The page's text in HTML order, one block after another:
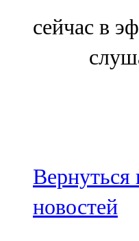
Болгар
100,3 FM
Зәй
106,6 FM
сейчас в
Вернуться
новостей